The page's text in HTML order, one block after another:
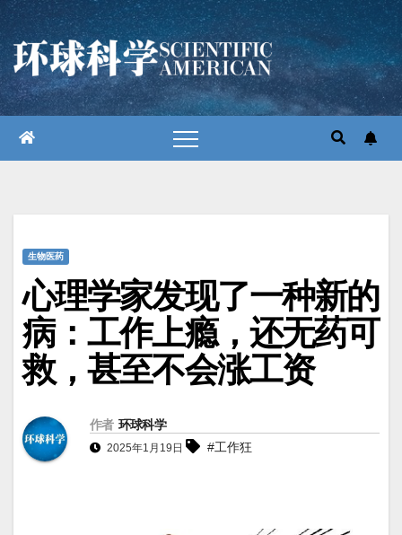
跳
至
内
容
生物医药
心理学家发现了一种新的
病：工作上瘾，还无药可
救，甚至不会涨工资
作者 环球科学
2025年1月19日 #工作狂